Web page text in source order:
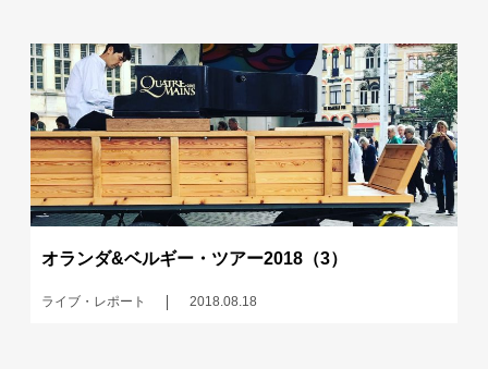
オランダ&ベルギー・ツアー2018（3）
ライブ・レポート 2018.08.18